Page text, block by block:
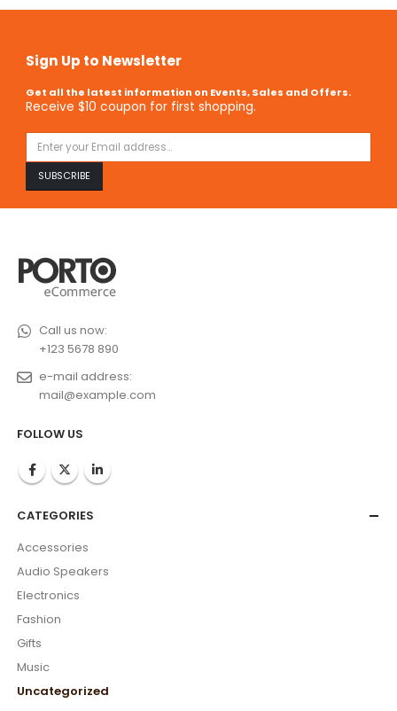
Sign Up to Newsletter
Get all the latest information on Events, Sales and Offers.
Receive $10 coupon for first shopping.
Call us now:
+123 5678 890
e-mail address:
mail@example.com
FOLLOW US
CATEGORIES
Accessories
Audio Speakers
Electronics
Fashion
Gifts
Music
Uncategorized